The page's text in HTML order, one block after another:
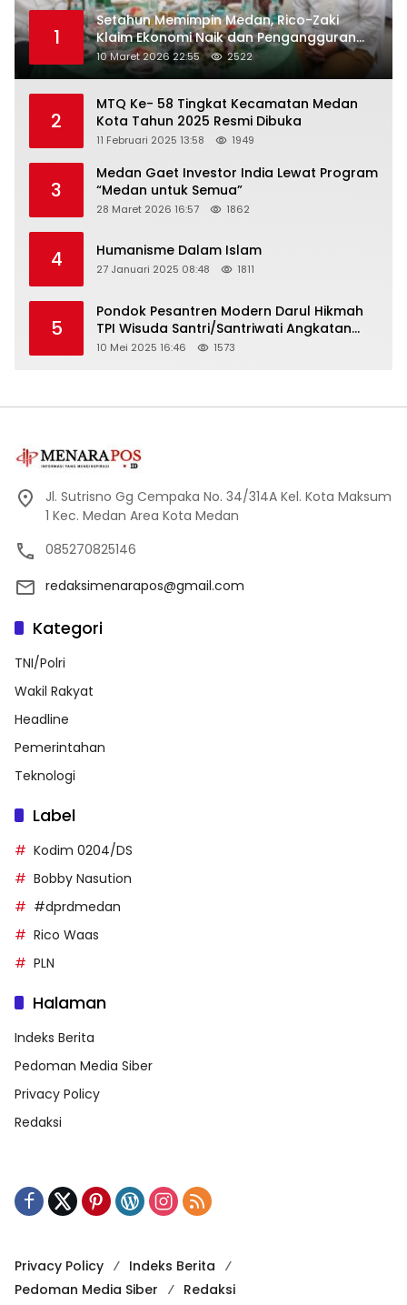
1
Setahun Memimpin Medan, Rico-Zaki
Klaim Ekonomi Naik dan Pengangguran
Turun
10 Maret 2026 22:55 2522
2
MTQ Ke- 58 Tingkat Kecamatan Medan
Kota Tahun 2025 Resmi Dibuka
11 Februari 2025 13:58 1949
3
Medan Gaet Investor India Lewat Program
“Medan untuk Semua”
28 Maret 2026 16:57 1862
4 Humanisme Dalam Islam
27 Januari 2025 08:48 1811
5
Pondok Pesantren Modern Darul Hikmah
TPI Wisuda Santri/Santriwati Angkatan
XXXIII
10 Mei 2025 16:46 1573
Jl. Sutrisno Gg Cempaka No. 34/314A Kel. Kota Maksum
1 Kec. Medan Area Kota Medan
085270825146
redaksimenarapos@gmail.com
Kategori
TNI/Polri
Wakil Rakyat
Headline
Pemerintahan
Teknologi
Label
Kodim 0204/DS
Bobby Nasution
#dprdmedan
Rico Waas
PLN
Halaman
Indeks Berita
Pedoman Media Siber
Privacy Policy
Redaksi
Privacy Policy
Indeks Berita
Pedoman Media Siber
Redaksi